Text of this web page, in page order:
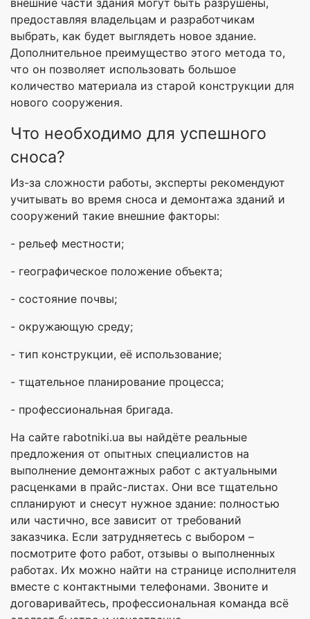
предоставляя владельцам и разработчикам
выбрать, как будет выглядеть новое здание.
Дополнительное преимущество этого метода то,
что он позволяет использовать большое
количество материала из старой конструкции для
нового сооружения.
Что необходимо для успешного
сноса?
Из-за сложности работы, эксперты рекомендуют
учитывать во время сноса и демонтажа зданий и
сооружений такие внешние факторы:
- рельеф местности;
- географическое положение объекта;
- состояние почвы;
- окружающую среду;
- тип конструкции, её использование;
- тщательное планирование процесса;
- профессиональная бригада.
На сайте rabotniki.ua вы найдёте реальные
предложения от опытных специалистов на
выполнение демонтажных работ с актуальными
расценками в прайс-листах. Они все тщательно
спланируют и снесут нужное здание: полностью
или частично, все зависит от требований
заказчика. Если затрудняетесь с выбором –
посмотрите фото работ, отзывы о выполненных
работах. Их можно найти на странице исполнителя
вместе с контактными телефонами. Звоните и
договаривайтесь, профессиональная команда всё